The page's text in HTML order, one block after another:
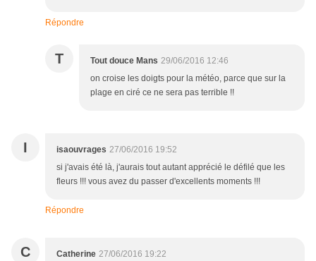
Répondre
T Tout douce Mans 29/06/2016 12:46
on croise les doigts pour la météo, parce que sur la
plage en ciré ce ne sera pas terrible !!
I isaouvrages 27/06/2016 19:52
si j'avais été là, j'aurais tout autant apprécié le défilé que les
fleurs !!! vous avez du passer d'excellents moments !!!
Répondre
C Catherine 27/06/2016 19:22